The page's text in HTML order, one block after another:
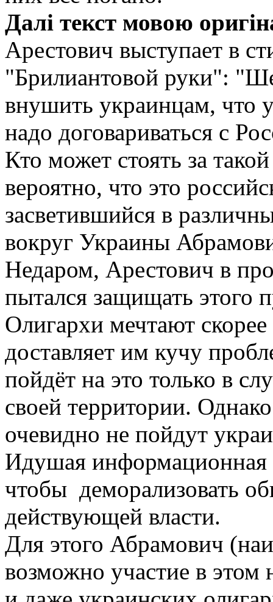
Далі текст мовою
Арестович выступает в
"Брилиантовой руки":
внушить украинцам, что
надо договариваться с
Кто может стоять за
вероятно, что это
засветившийся в
вокруг Украины
Недаром, Арестович в
пытался защищать этого
Олигархи мечтают скорее
доставляет им кучу
пойдёт на это только в
своей территории.
очевидно не пойдут
Идушая информационная
чтобы деморализовать
действующей власти.
Для этого Абрамович
возможно участие в этом